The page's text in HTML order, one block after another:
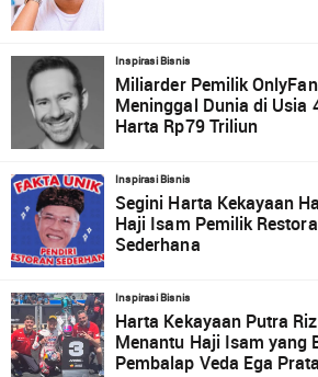
Inspirasi Bisnis
Miliarder Pemilik
Meninggal Dunia di Usia
Harta Rp79 Triliun
Inspirasi Bisnis
Segini Harta Kekayaan
Haji Isam Pemilik
Sederhana
Inspirasi Bisnis
Harta Kekayaan Putra
Menantu Haji Isam yang
Pembalap Veda Ega